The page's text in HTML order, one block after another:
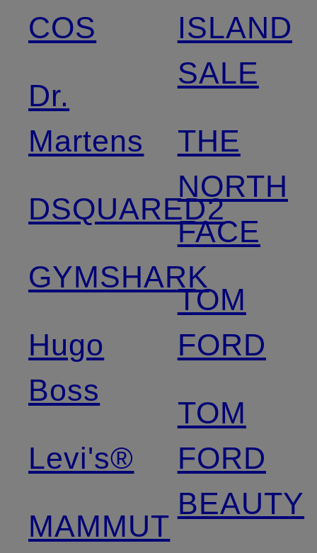
COS
Dr.
Martens
DSQUARED2
GYMSHARK
Hugo
Boss
Levi's®
MAMMUT
ISLAND
SALE
THE
NORTH
FACE
TOM
FORD
TOM
FORD
BEAUTY